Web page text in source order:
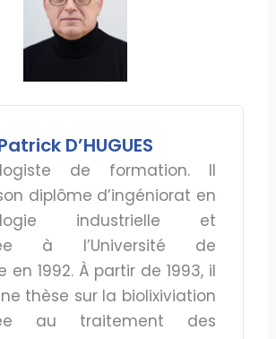
D’HUGUES
de formation. Il
diplôme d’ingéniorat en
industrielle et
à l’Université de
en 1992. À partir de 1993, il
thèse sur la biolixiviation
au traitement des